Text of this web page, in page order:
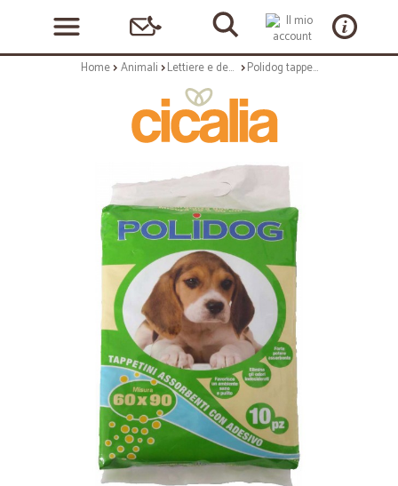
Home Animali Lettiere e deodoranti Polidog tappetini assorbenti pz.10 cm.60x90